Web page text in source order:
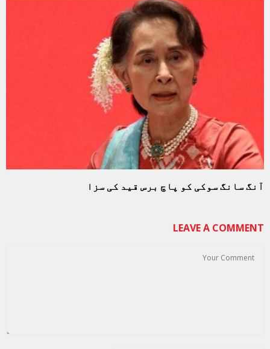
آنگ سانگ سوکی کو پاچ برس قید کی سزا
LEAVE A COMMENT